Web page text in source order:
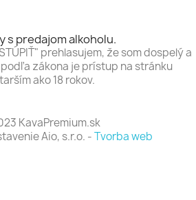
s predajom alkoholu.
prehlasujem, že som dospelý a
podľa zákona je prístup na stránku
ako 18 rokov.
KavaPremium.sk
Aio, s.r.o. -Tvorba web